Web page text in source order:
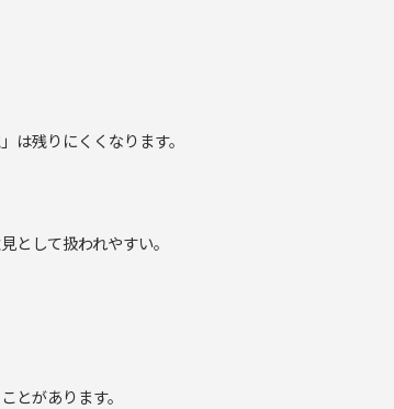
は残りにくくなります。
として扱われやすい。
とがあります。